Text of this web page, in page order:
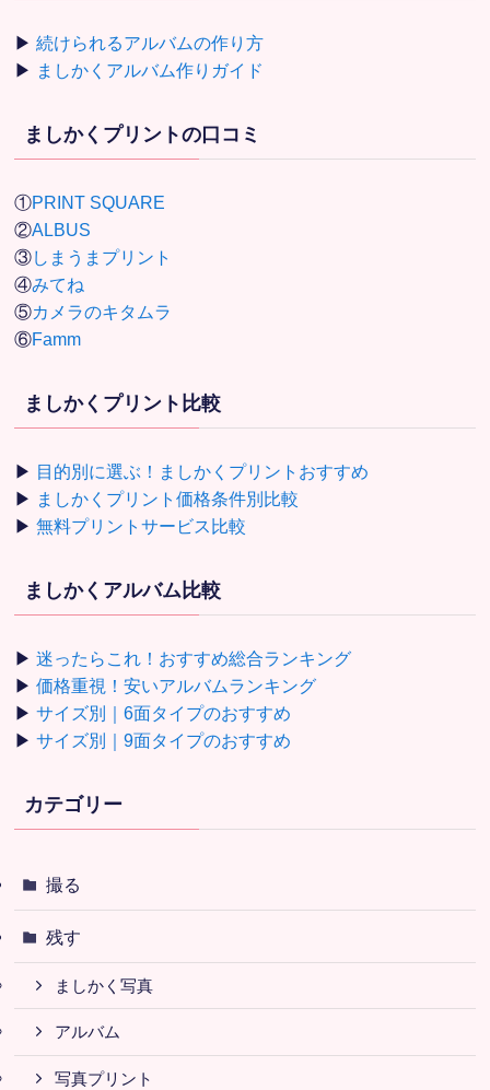
▶続けられるアルバムの作り方
▶ ましかくアルバム作りガイド
ましかくプリントの口コミ
①PRINT SQUARE
②ALBUS
③しまうまプリント
④みてね
⑤カメラのキタムラ
⑥Famm
ましかくプリント比較
▶ 目的別に選ぶ！ましかくプリントおすすめ
▶ ましかくプリント価格条件別比較
▶無料プリントサービス比較
ましかくアルバム比較
▶迷ったらこれ！おすすめ総合ランキング
▶価格重視！安いアルバムランキング
▶サイズ別｜6面タイプのおすすめ
▶サイズ別｜9面タイプのおすすめ
カテゴリー
撮る
残す
ましかく写真
アルバム
写真プリント